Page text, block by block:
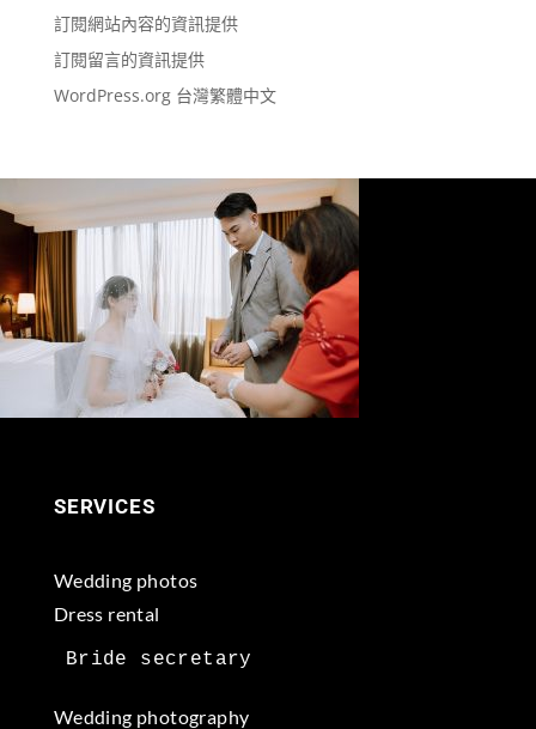
訂閱網站內容的資訊提供
訂閱留言的資訊提供
WordPress.org 台灣繁體中文
SERVICES
Wedding photos
Dress rental
Wedding photography